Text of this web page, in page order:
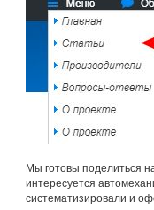
Мы готовы поделиться
интересуется
систематизировали и